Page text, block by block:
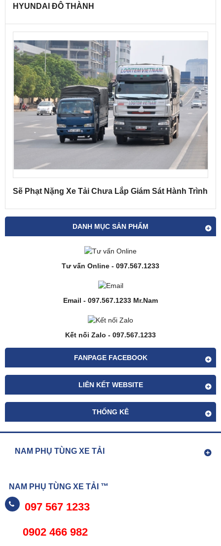
DANH MỤC SẢN PHẨM
Tư vấn Online - 097.567.1233
Email - 097.567.1233 Mr.Nam
Kết nối Zalo - 097.567.1233
FANPAGE FACEBOOK
LIÊN KẾT WEBSITE
THỐNG KÊ
HYUNDAI ĐÔ THÀNH
Sẽ Phạt Nặng Xe Tải Chưa Lắp Giám Sát Hành Trình
NAM PHỤ TÙNG XE TẢI
NAM PHỤ TÙNG XE TẢI ™
097 567 1233
0902 466 982